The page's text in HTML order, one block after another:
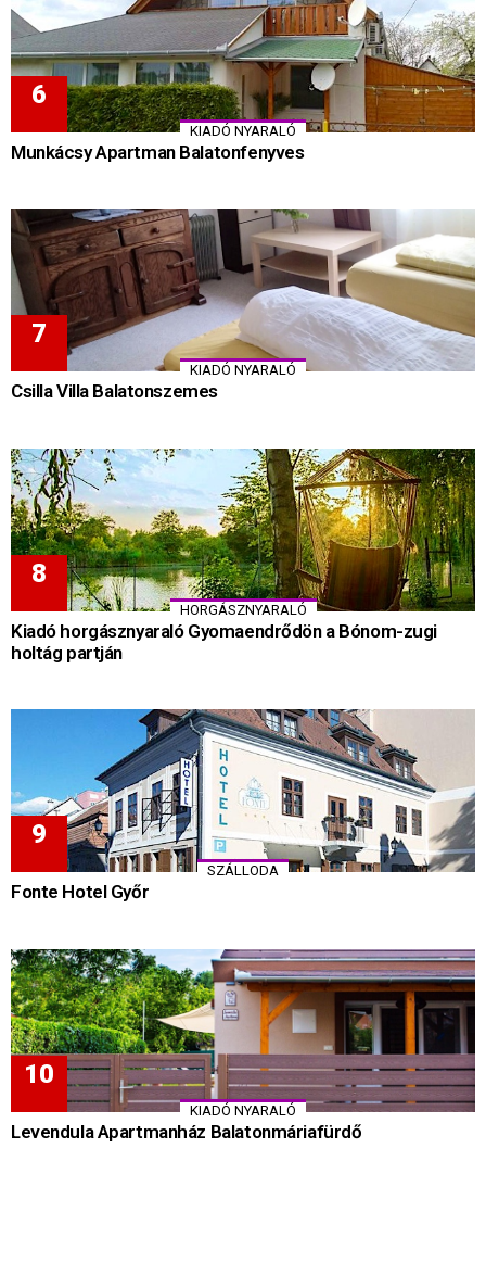
KIADÓ NYARALÓ
Munkácsy Apartman Balatonfenyves
KIADÓ NYARALÓ
Csilla Villa Balatonszemes
HORGÁSZNYARALÓ
Kiadó horgásznyaraló Gyomaendrődön a Bónom-zugi
holtág partján
SZÁLLODA
Fonte Hotel Győr
KIADÓ NYARALÓ
Levendula Apartmanház Balatonmáriafürdő